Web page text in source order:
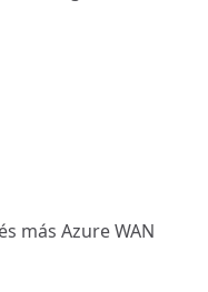
más Azure WAN